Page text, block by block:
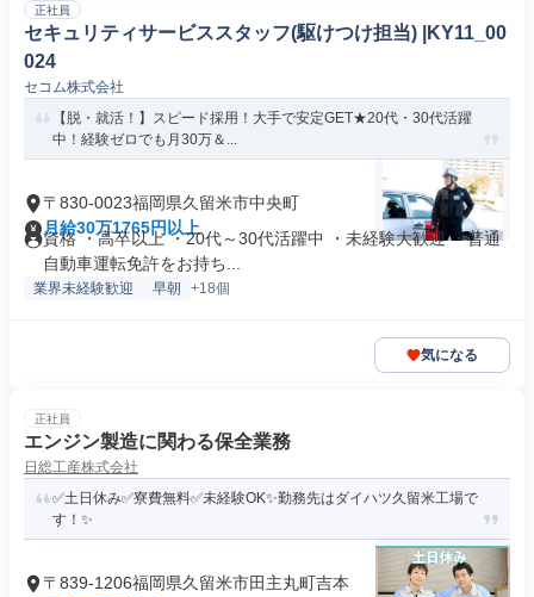
正社員
セキュリティサービススタッフ(駆けつけ担当) |KY11_00
024
セコム株式会社
【脱・就活！】スピード採用！大手で安定GET★20代・30代活躍
中！経験ゼロでも月30万＆...
〒830-0023福岡県久留米市中央町
月給30万1765円以上
資格 ・高卒以上 ・20代～30代活躍中 ・未経験大歓迎 ・普通
自動車運転免許をお持ち...
業界未経験歓迎 早朝 +18個
気になる
正社員
エンジン製造に関わる保全業務
日総工産株式会社
✅土日休み✅寮費無料✅未経験OK✨勤務先はダイハツ久留米工場で
す！✨
〒839-1206福岡県久留米市田主丸町吉本